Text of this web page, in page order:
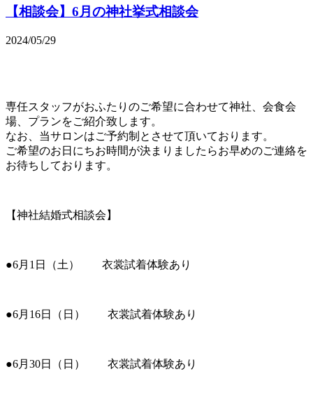
【相談会】6月の神社挙式相談会
2024/05/29
専任スタッフがおふたりのご希望に合わせて神社、会食会
場、プランをご紹介致します。
なお、当サロンはご予約制とさせて頂いております。
ご希望のお日にちお時間が決まりましたらお早めのご連絡を
お待ちしております。
【神社結婚式相談会】
●6月1日（土） 衣裳試着体験あり
●6月16日（日） 衣裳試着体験あり
●6月30日（日） 衣裳試着体験あり